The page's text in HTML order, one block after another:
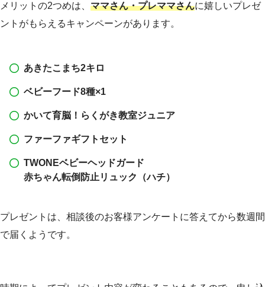
メリットの2つめは、 ママさん・プレママさんに嬉しいプレゼ
ントがもらえるキャンペーンがあります。
あきたこまち2キロ
ベビーフード8種×1
かいて育脳！らくがき教室ジュニア
ファーファギフトセット
TWONEベビーヘッドガード
赤ちゃん転倒防止リュック（ハチ）
プレゼントは、相談後のお客様アンケートに答えてから数週間
で届くようです。